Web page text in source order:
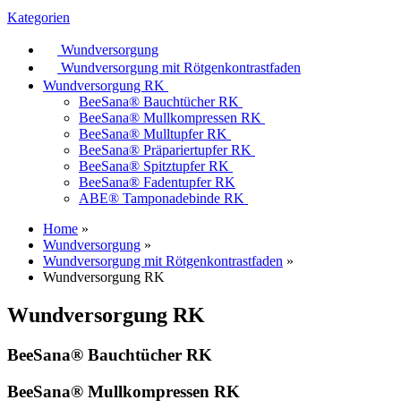
Kategorien
Wundversorgung
Wundversorgung mit Rötgenkontrastfaden
Wundversorgung RK
BeeSana® Bauchtücher RK
BeeSana® Mullkompressen RK
BeeSana® Mulltupfer RK
BeeSana® Präpariertupfer RK
BeeSana® Spitztupfer RK
BeeSana® Fadentupfer RK
ABE® Tamponadebinde RK
Home »
Wundversorgung »
Wundversorgung mit Rötgenkontrastfaden »
Wundversorgung RK
Wundversorgung RK
BeeSana® Bauchtücher RK
BeeSana® Mullkompressen RK